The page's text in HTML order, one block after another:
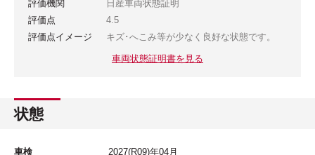
評価機関
日産車両状態証明
評価点
4.5
評価点イメージ
キズ･へこみ等が少なく良好な状態です。
車両状態証明書を見る
状態
車検 2027(R09)年04月